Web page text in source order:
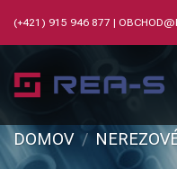
(+421) 915 946 877 |
DOMOV /